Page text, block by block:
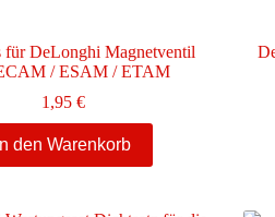
für DeLonghi Magnetventil
/ ESAM / ETAM
1,95 €
In den Warenkorb